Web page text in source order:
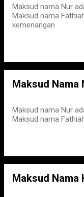
Maksud nama Nur
Maksud nama
kemenangan
Maksud Nama
Maksud nama Nur
Maksud nama
Maksud Nama